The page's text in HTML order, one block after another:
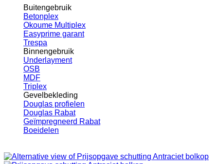
Buitengebruik
Betonplex
Okoume Multiplex
Easyprime garant
Trespa
Binnengebruik
Underlayment
OSB
MDF
Triplex
Gevelbekleding
Douglas profielen
Douglas Rabat
Geïmpregneerd Rabat
Boeidelen